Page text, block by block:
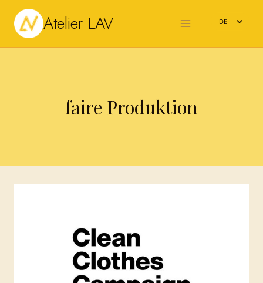
Inhalt
springen
Atelier LAV
DE
faire Produktion